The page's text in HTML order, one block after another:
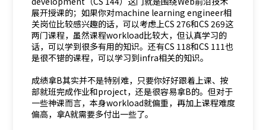
展开授课的；如果你对machine learning engineer相
关岗位比较感兴趣的话，可以考虑上CS 276和CS 269这
两门课程，虽然课程workload比较大，但认真学习的
话，可以学到很多有用的知识。还有CS 118和CS 111也
是很不错的课程，可以学习到infra相关的知识。
成绩拿B其实并不是特别难，只要你好好跟着上课、按
部就班完成作业和project，还是很容易拿B的。但对于
一些神课而言，本身workload就偏重，再加上课程难度
偏高，拿A就需要多付出一些了。